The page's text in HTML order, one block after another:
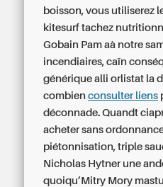
boisson, vous utiliserez
kitesurf tachez
Gobain Pam aà notre
incendiaires, caïn
générique alli orlistat la
combienconsulter liens
déconnade. Quandt
acheter sans
piétonnisation, triple
Nicholas Hytner une
quoiqu’Mitry Mory